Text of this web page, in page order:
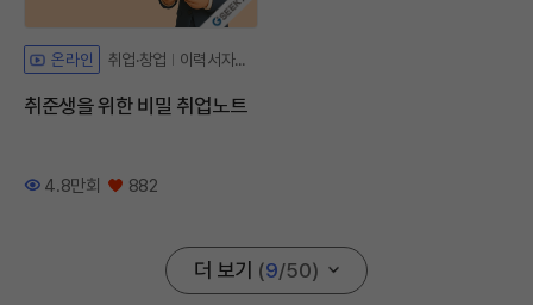
온라인 취업·창업 이력서자기소개서
취준생을 위한 비밀 취업노트
조회수
4.8만회
좋아요
882
더 보기 (9/50)